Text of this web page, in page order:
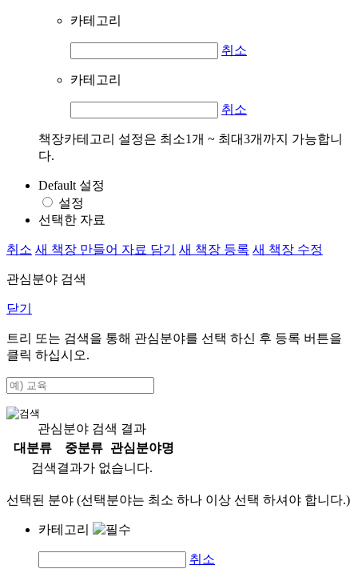
카테고리
취소
카테고리
취소
책장카테고리 설정은 최소1개 ~ 최대3개까지 가능합니
다.
Default 설정
설정
선택한 자료
취소 새 책장 만들어 자료 담기 새 책장 등록 새 책장 수정
관심분야 검색
닫기
트리 또는 검색을 통해 관심분야를 선택 하신 후 등록 버튼을
클릭 하십시오.
관심분야 검색 결과
대분류
중분류
관심분야명
검색결과가 없습니다.
선택된 분야 (선택분야는 최소 하나 이상 선택 하셔야 합니다.)
카테고리
취소